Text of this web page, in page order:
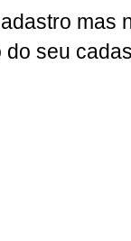
mas
do seu